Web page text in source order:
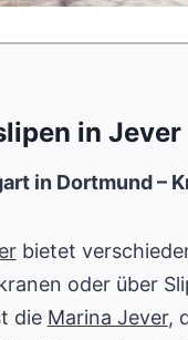
in Jever
in Dortmund –
bietet
oder über
die Marina Jever,